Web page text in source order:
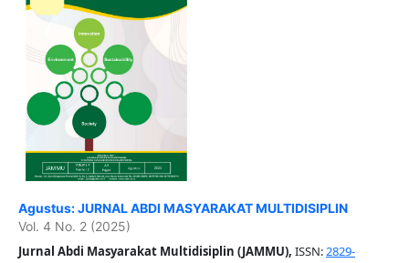
Agustus: JURNAL ABDI MASYARAKAT MULTIDISIPLIN
Vol. 4 No. 2 (2025)
Jurnal Abdi Masyarakat Multidisiplin (JAMMU), ISSN:2829-